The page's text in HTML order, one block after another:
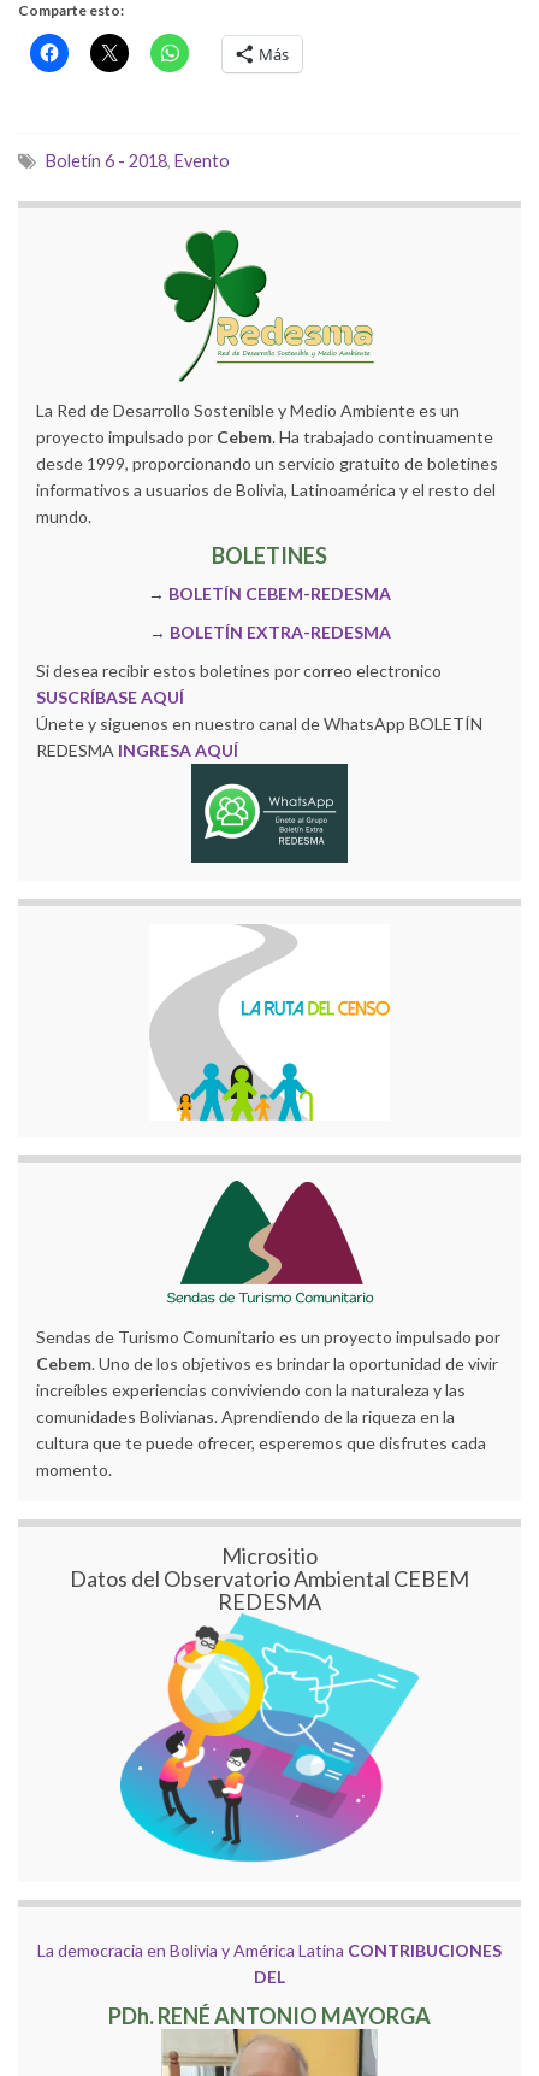
Comparte esto:
Más
Boletín 6 - 2018, Evento
La Red de Desarrollo Sostenible y Medio Ambiente es un
proyecto impulsado por Cebem. Ha trabajado continuamente
desde 1999, proporcionando un servicio gratuito de boletines
informativos a usuarios de Bolivia, Latinoamérica y el resto del
mundo.
BOLETINES
→ BOLETÍN CEBEM-REDESMA
→ BOLETÍN EXTRA-REDESMA
Si desea recibir estos boletines por correo electronico
SUSCRÍBASE AQUÍ
Únete y siguenos en nuestro canal de WhatsApp BOLETÍN
REDESMA INGRESA AQUÍ
Sendas de Turismo Comunitario es un proyecto impulsado por
Cebem. Uno de los objetivos es brindar la oportunidad de vivir
increíbles experiencias conviviendo con la naturaleza y las
comunidades Bolivianas. Aprendiendo de la riqueza en la
cultura que te puede ofrecer, esperemos que disfrutes cada
momento.
Micrositio
Datos del Observatorio Ambiental CEBEM
REDESMA
La democracia en Bolivia y América Latina CONTRIBUCIONES
DEL
PDh. RENÉ ANTONIO MAYORGA